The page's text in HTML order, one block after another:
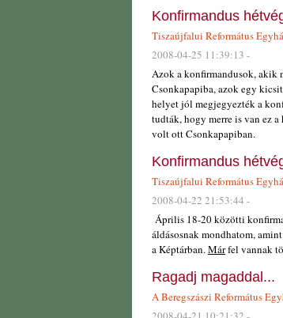
Konfirmandus
Tiszaújfalui Református
2008-04-25 11:39:13 -
Azok a konfirmandusok, akik
Csonkapapiba, azok egy
helyet jól megjegyezték a
tudták, hogy merre is van ez
volt ott Csonkapapiban.
Konfirmandus
Tiszaújfalui Református
2008-04-22 21:53:44 -
Április 18-20 közötti
áldásosnak mondhatom,
a Képtárban.Márfel vannak
Ragadj magaddal...
A Beregszászi Református